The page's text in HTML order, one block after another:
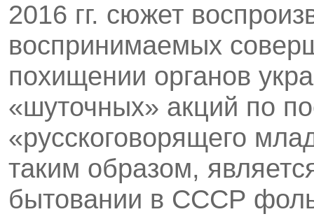
2016 гг. сюжет
воспринимаемых
похищении органов
«шуточных» акций по
«русскоговорящего
таким образом,
бытовании в СССР